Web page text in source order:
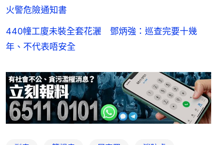
火警危險通知書
440幢工廈未裝全套花灑 鄧炳強：巡查完要十幾
年、不代表唔安全